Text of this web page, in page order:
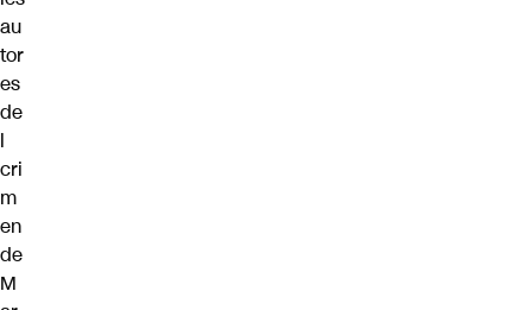
au
tor
es
de
l
cri
m
en
de
M